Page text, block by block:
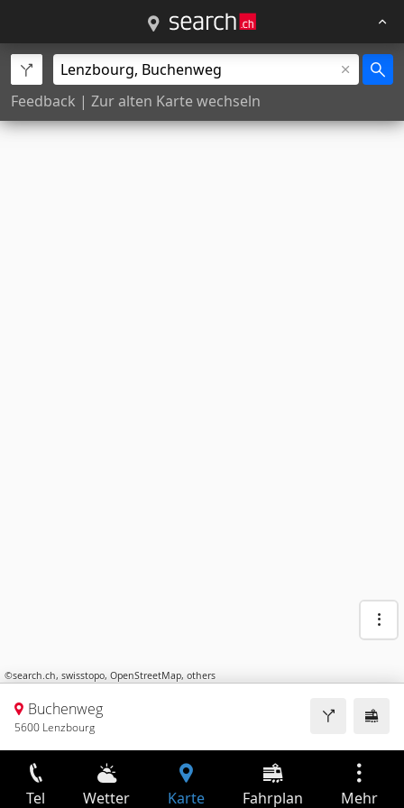
Feedback | Zur alten Karte wechseln
©search.ch, swisstopo, OpenStreetMap, others
Buchenweg
5600 Lenzbourg
Tel Wetter Karte Fahrplan Mehr